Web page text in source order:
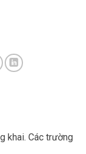
khai. Các trường